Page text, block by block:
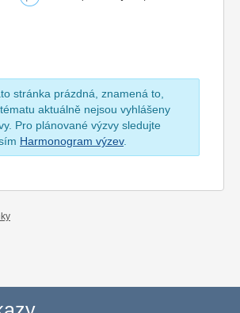
stránka prázdná, znamená to,
aktuálně nejsou vyhlášeny
Pro plánované výzvy sledujte
Harmonogram výzev.